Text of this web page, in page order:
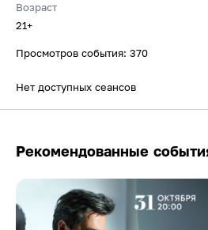
Возраст
21+
Просмотров события: 370
Нет доступных сеансов
Рекомендованные